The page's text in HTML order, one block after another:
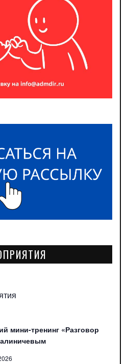
мини-тренинг «Разговор